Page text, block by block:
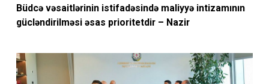
gücləndirilməsi əsas prioritetdir – Nazir